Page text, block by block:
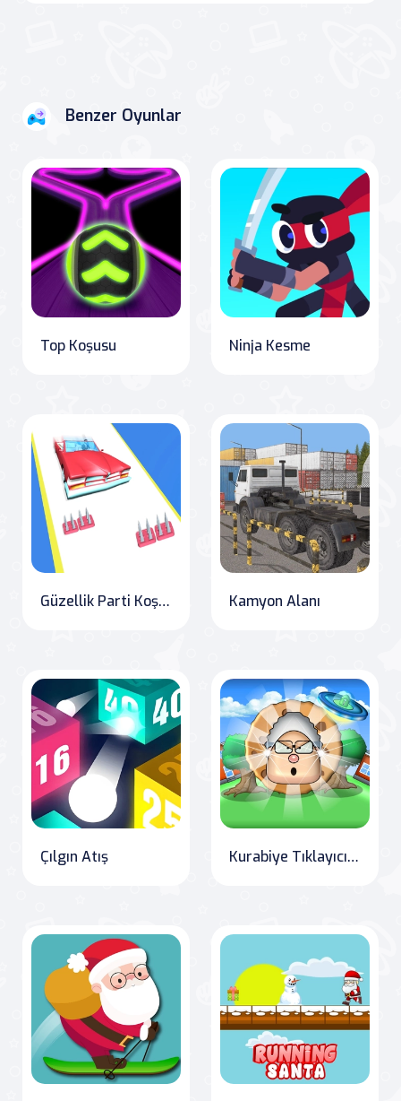
Benzer Oyunlar
Top Koşusu Ninja Kesme
Güzellik Parti Koşturmacası Kamyon Alanı
Çılgın Atış Kurabiye Tıklayıcı İklim Değişikliği